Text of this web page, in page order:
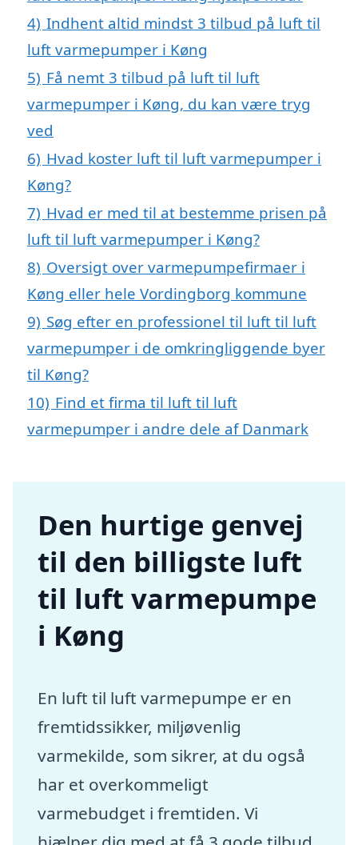
4) Indhent altid mindst 3 tilbud på luft til
luft varmepumper i Køng
5) Få nemt 3 tilbud på luft til luft
varmepumper i Køng, du kan være tryg
ved
6) Hvad koster luft til luft varmepumper i
Køng?
7) Hvad er med til at bestemme prisen på
luft til luft varmepumper i Køng?
8) Oversigt over varmepumpefirmaer i
Køng eller hele Vordingborg kommune
9) Søg efter en professionel til luft til luft
varmepumper i de omkringliggende byer
til Køng?
10) Find et firma til luft til luft
varmepumper i andre dele af Danmark
Den hurtige genvej
til den billigste luft
til luft varmepumpe
i Køng
En luft til luft varmepumpe er en
fremtidssikker, miljøvenlig
varmekilde, som sikrer, at du også
har et overkommeligt
varmebudget i fremtiden. Vi